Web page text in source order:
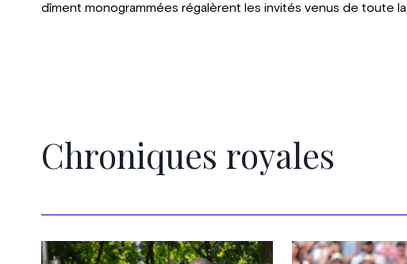
dîment monogrammées régalèrent les invités venus de toute la
Chroniques royales